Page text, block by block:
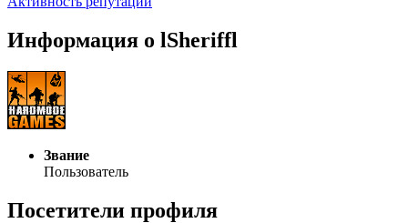
Информация о lSheriffl
Звание
Пользователь
Посетители профиля